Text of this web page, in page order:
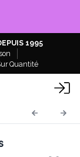
1995
Quantité